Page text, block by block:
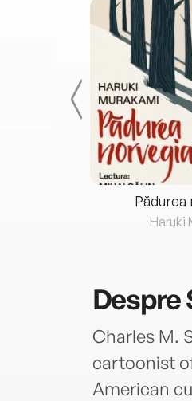
Pădurea
Haruki
Despre
Charles M.
cartoonist
American